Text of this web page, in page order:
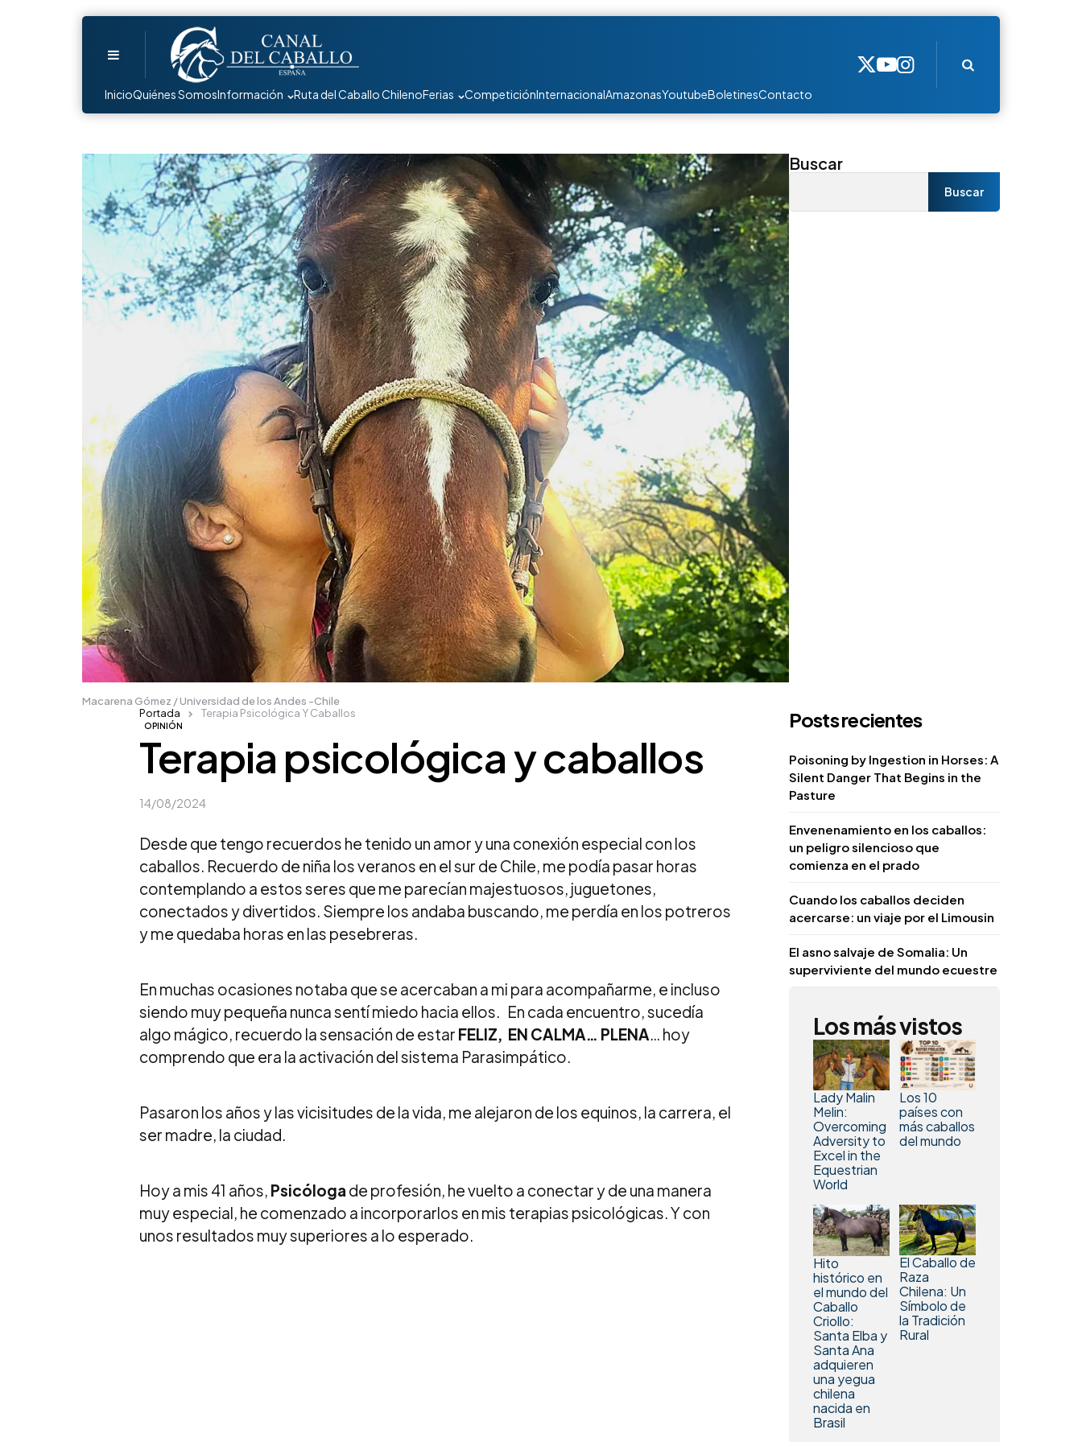
InicioQuiénes SomosInformación Ruta del Caballo ChilenoFerias CompeticiónInternacionalAmazonasYoutubeBoletinesContacto
Macarena Gómez / Universidad de los Andes -Chile
OPINIÓN
Terapia psicológica y caballos
14/08/2024
Portada Terapia Psicológica Y Caballos
Desde que tengo recuerdos he tenido un amor y una conexión especial con los
caballos. Recuerdo de niña los veranos en el sur de Chile, me podía pasar horas
contemplando a estos seres que me parecían majestuosos, juguetones,
conectados y divertidos. Siempre los andaba buscando, me perdía en los potreros
y me quedaba horas en las pesebreras.
En muchas ocasiones notaba que se acercaban a mi para acompañarme, e incluso
siendo muy pequeña nunca sentí miedo hacia ellos. En cada encuentro, sucedía
algo mágico, recuerdo la sensación de estar FELIZ, EN CALMA… PLENA… hoy
comprendo que era la activación del sistema Parasimpático.
Pasaron los años y las vicisitudes de la vida, me alejaron de los equinos, la carrera, el
ser madre, la ciudad.
Hoy a mis 41 años, Psicóloga de profesión, he vuelto a conectar y de una manera
muy especial, he comenzado a incorporarlos en mis terapias psicológicas. Y con
unos resultados muy superiores a lo esperado.
Buscar
Buscar
Posts recientes
Poisoning by Ingestion in Horses: A
Silent Danger That Begins in the
Pasture
Envenenamiento en los caballos:
un peligro silencioso que
comienza en el prado
Cuando los caballos deciden
acercarse: un viaje por el Limousin
El asno salvaje de Somalia: Un
superviviente del mundo ecuestre
Los más vistos
Lady Malin
Melin:
Overcoming
Adversity to
Excel in the
Equestrian
World
Los 10
países con
más caballos
del mundo
Hito
histórico en
el mundo del
Caballo
Criollo:
Santa Elba y
Santa Ana
adquieren
una yegua
chilena
nacida en
Brasil
El Caballo de
Raza
Chilena: Un
Símbolo de
la Tradición
Rural